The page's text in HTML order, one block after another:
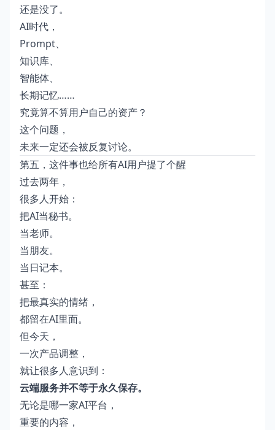
还是没了。
AI时代，
Prompt、
知识库、
智能体、
长期记忆……
究竟算不算用户自己的资产？
这个问题，
未来一定还会被反复讨论。
第五，这件事也给所有AI用户提了个醒
过去两年，
很多人开始：
把AI当秘书。
当老师。
当朋友。
当日记本。
甚至：
把最真实的情绪，
都留在AI里面。
但今天，
一次产品调整，
就让很多人意识到：
云端服务并不等于永久保存。
无论是哪一家AI平台，
重要的内容，